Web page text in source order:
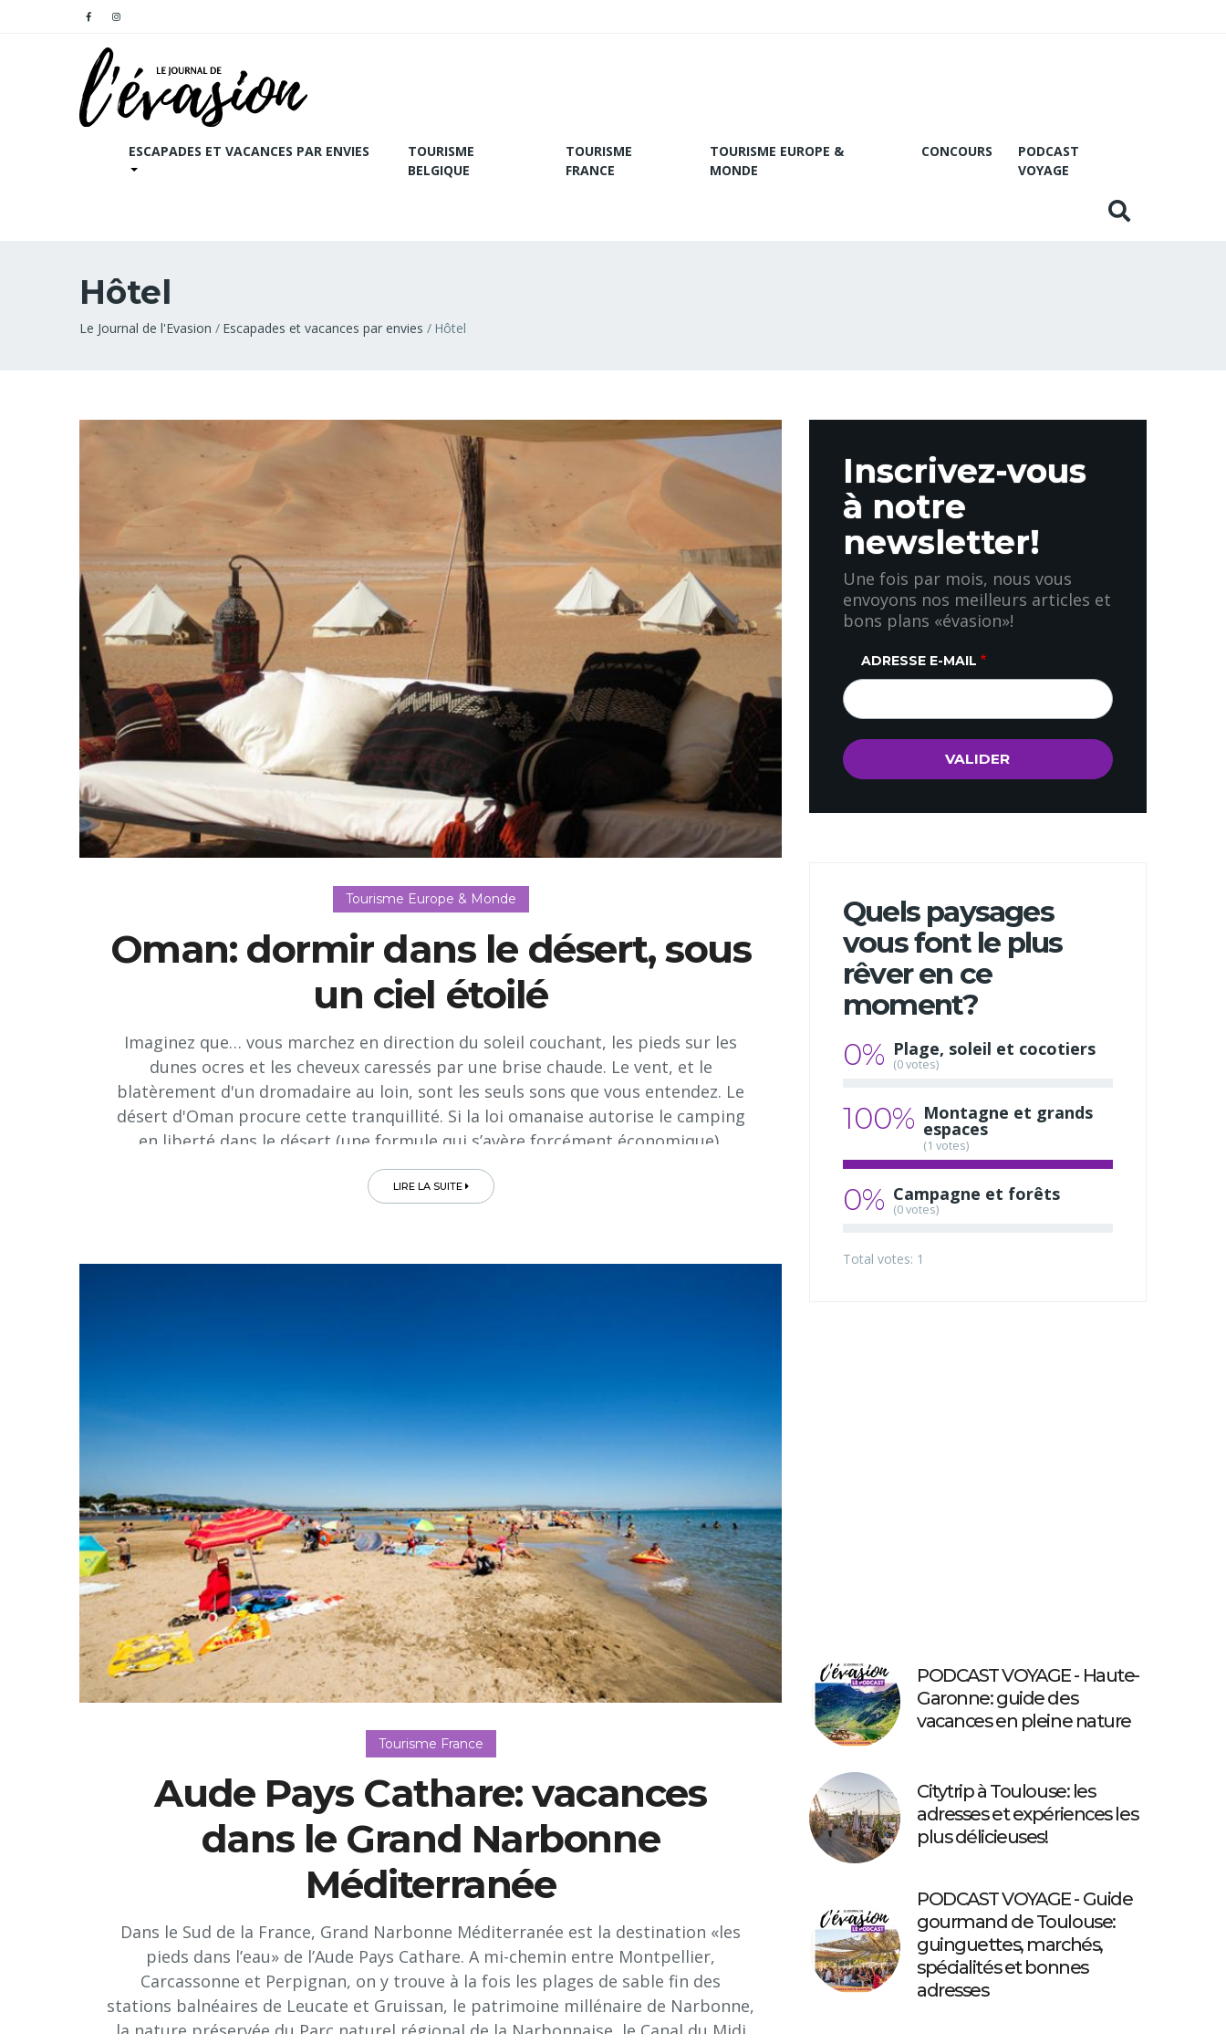
ESCAPADES ET VACANCES PAR ENVIES
TOURISME
BELGIQUE
TOURISME
FRANCE
TOURISME EUROPE &
MONDE
CONCOURS
PODCAST
VOYAGE
Hôtel
Fil
Le Journal de l'Evasion Escapades et vacances par envies Hôtel
Tourisme Europe & Monde
Oman: dormir dans le désert, sous
un ciel étoilé
Imaginez que… vous marchez en direction du soleil couchant, les pieds sur les
dunes ocres et les cheveux caressés par une brise chaude. Le vent, et le
blatèrement d'un dromadaire au loin, sont les seuls sons que vous entendez. Le
désert d'Oman procure cette tranquillité. Si la loi omanaise autorise le camping
en liberté dans le désert (une formule qui s’avère forcément économique),
plusieurs hôtels «les pieds dans le sable» proposent des séjours dans des tentes
et autres hébergements très confortables, voire luxueux, pour une ambiance des
LIRE LA SUITE
Tourisme France
Aude Pays Cathare: vacances
dans le Grand Narbonne
Méditerranée
Dans le Sud de la France, Grand Narbonne Méditerranée est la destination «les
pieds dans l’eau» de l’Aude Pays Cathare. A mi-chemin entre Montpellier,
Carcassonne et Perpignan, on y trouve à la fois les plages de sable fin des
stations balnéaires de Leucate et Gruissan, le patrimoine millénaire de Narbonne,
la nature préservée du Parc naturel régional de la Narbonnaise, le Canal du Midi
Inscrivez-vous
à notre
newsletter!
Une fois par mois, nous vous
envoyons nos meilleurs articles et
bons plans «évasion»!
ADRESSE E-MAIL
Quels paysages
vous font le plus
rêver en ce
moment?
0% Plage, soleil et cocotiers
(0 votes)
100% Montagne et grands
espaces
(1 votes)
0% Campagne et forêts
(0 votes)
Total votes: 1
PODCAST VOYAGE - Haute-
Garonne: guide des
vacances en pleine nature
Citytrip à Toulouse: les
adresses et expériences les
plus délicieuses!
PODCAST VOYAGE - Guide
gourmand de Toulouse:
guinguettes, marchés,
spécialités et bonnes
adresses